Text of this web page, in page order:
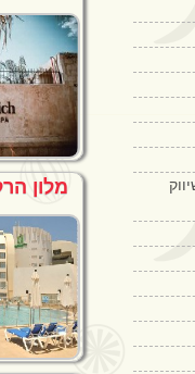
מלון